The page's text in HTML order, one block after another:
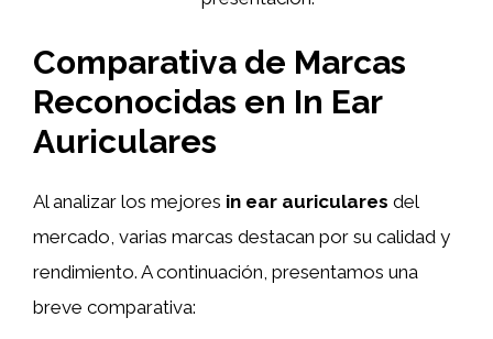
Comparativa de Marcas
Reconocidas en In Ear
Auriculares
Al analizar los mejores in ear auriculares del
mercado, varias marcas destacan por su calidad y
rendimiento. A continuación, presentamos una
breve comparativa: